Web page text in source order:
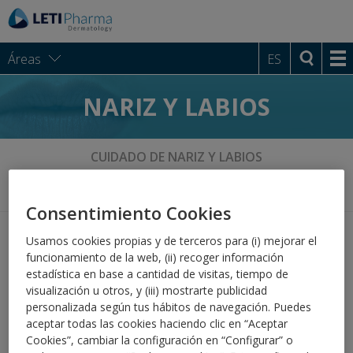
Áreas ES
NARIZ Y LABIOS
CUIDADO DE NARIZ Y LABIOS
Cuidado de la mucosa nasal
La mucosa nasal
La mucosa nasal tiene funciones varias como humidificar,
calentar y retener las impurezas del aire que respiramos.
Consentimiento Cookies
Usamos cookies propias y de terceros para (i) mejorar el
funcionamiento de la web, (ii) recoger información
estadística en base a cantidad de visitas, tiempo de
visualización u otros, y (iii) mostrarte publicidad
personalizada según tus hábitos de navegación. Puedes
aceptar todas las cookies haciendo clic en “Aceptar
Cookies”, cambiar la configuración en “Configurar” o